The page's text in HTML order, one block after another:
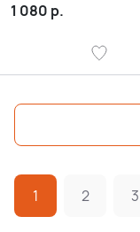
1 080 р.
1 2 3